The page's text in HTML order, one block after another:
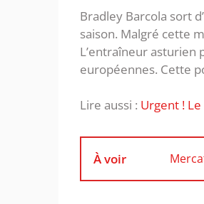
Bradley Barcola sort
saison. Malgré cette
L’entraîneur asturien
européennes. Cette
Lire aussi : Urgent !
À voir